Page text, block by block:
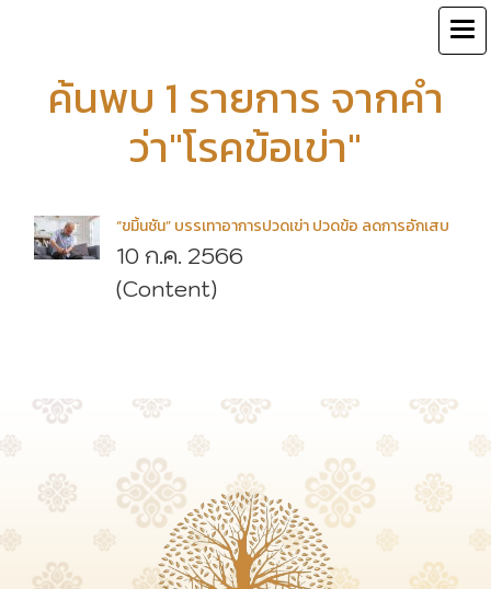
ค้นพบ 1 รายการ จากคำ
ว่า"โรคข้อเข่า"
“ขมิ้นชัน” บรรเทาอาการปวดเข่า ปวดข้อ ลดการอักเสบ
10 ก.ค. 2566
(Content)